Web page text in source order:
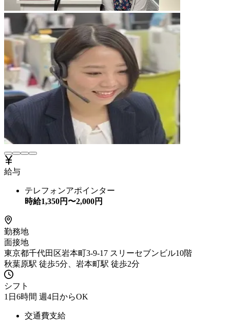
給与
テレフォンアポインター
時給1,350円〜2,000円
勤務地
面接地
東京都千代田区岩本町3-9-17 スリーセブンビル10階
秋葉原駅 徒歩5分、岩本町駅 徒歩2分
シフト
1日6時間 週4日からOK
交通費支給